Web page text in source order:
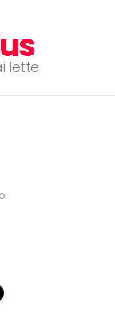
lette